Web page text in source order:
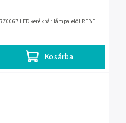
Kosárba
LED kerékpár lámpa elöl REBEL